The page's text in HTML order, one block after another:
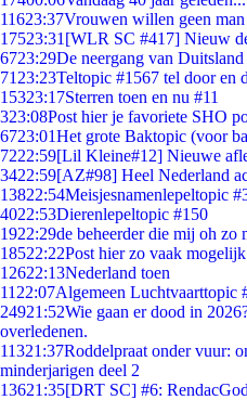
11623:37Vrouwen willen geen
17523:31 [WLR SC #417] Nieuw
6723:29De neergang van
71 23:23Teltopic #1567 tel door en
15323:17Sterren toen en nu #11
323:08Post hier je favoriete SHO
6723:01Het grote Baktopic (voor
7222:59[Lil Kleine#12] Nieuwe
3422:59[AZ#98] Heel Nederland
13822:54Meisjesnamenlepeltopic
4022:53Dierenlepeltopic #150
1922:29de beheerder die mij oh zo
18522:22Post hier zo vaak
12622:13Nederland toen
11 22:07Algemeen Luchtvaarttopic
24921:52Wie gaan er dood in
overledenen.
11321:37Roddelpraat onder vuur:
minderjarigen deel 2
13621:35[DRT SC] #6: